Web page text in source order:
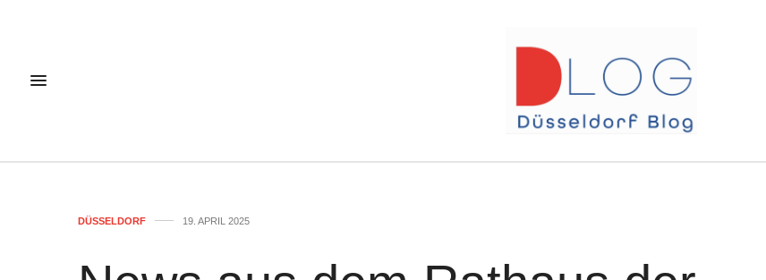
DÜSSELDORF 19. APRIL 2025